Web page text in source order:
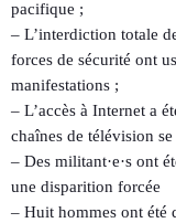
pacifique ;
– L’interdiction totale
forces de sécurité ont
manifestations ;
– L’accès à Internet a
chaînes de télévision
– Des militant·e·s ont
une disparition forcée
– Huit hommes ont été